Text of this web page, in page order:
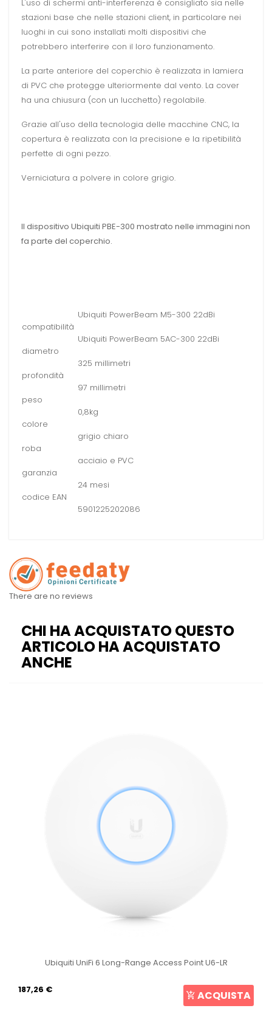
L'uso di schermi anti-interferenza è consigliato sia nelle
stazioni base che nelle stazioni client, in particolare nei
luoghi in cui sono installati molti dispositivi che
potrebbero interferire con il loro funzionamento.
La parte anteriore del coperchio è realizzata in lamiera
di PVC che protegge ulteriormente dal vento. La cover
ha una chiusura (con un lucchetto) regolabile.
Grazie all'uso della tecnologia delle macchine CNC, la
copertura è realizzata con la precisione e la ripetibilità
perfette di ogni pezzo.
Verniciatura a polvere in colore grigio.
Il dispositivo Ubiquiti PBE-300 mostrato nelle immagini non
fa parte del coperchio.
compatibilità
diametro
profondità
peso
colore
roba
garanzia
codice EAN
Ubiquiti PowerBeam M5-300 22dBi
Ubiquiti PowerBeam 5AC-300 22dBi
325 millimetri
97 millimetri
0,8kg
grigio chiaro
acciaio e PVC
24 mesi
5901225202086
There are no reviews
CHI HA ACQUISTATO QUESTO
ARTICOLO HA ACQUISTATO
ANCHE
Ubiquiti UniFi 6 Long-Range Access Point U6-LR
187,26 € ACQUISTA